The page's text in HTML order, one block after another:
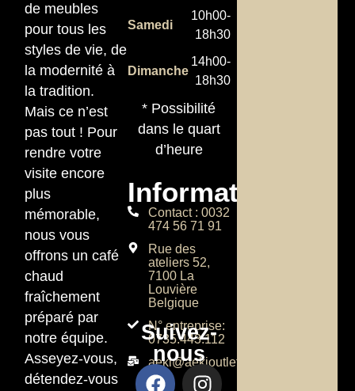
de meubles
pour tous les
styles de vie, de
la modernité à
la tradition.
Mais ce n’est
pas tout ! Pour
rendre votre
visite encore
plus
mémorable,
nous vous
offrons un café
chaud
fraîchement
préparé par
notre équipe.
Asseyez-vous,
détendez-vous
Samedi
10h00-
18h30
Dimanche
14h00-
18h30
* Possibilité
dans le quart
d’heure
Informations
Contact : 0032
474 56 71 91
Rue des
ateliers 52,
7100 La
Louvière
Belgique
N° entreprise:
0735.443.112
aeki@aekioutlet.com
Suivez-
nous